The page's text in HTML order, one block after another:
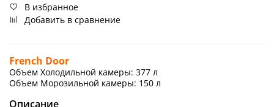
В избранное
Добавить в сравнение
French Door
Объем Холодильной камеры: 377 л
Объем Морозильной камеры: 150 л
Описание